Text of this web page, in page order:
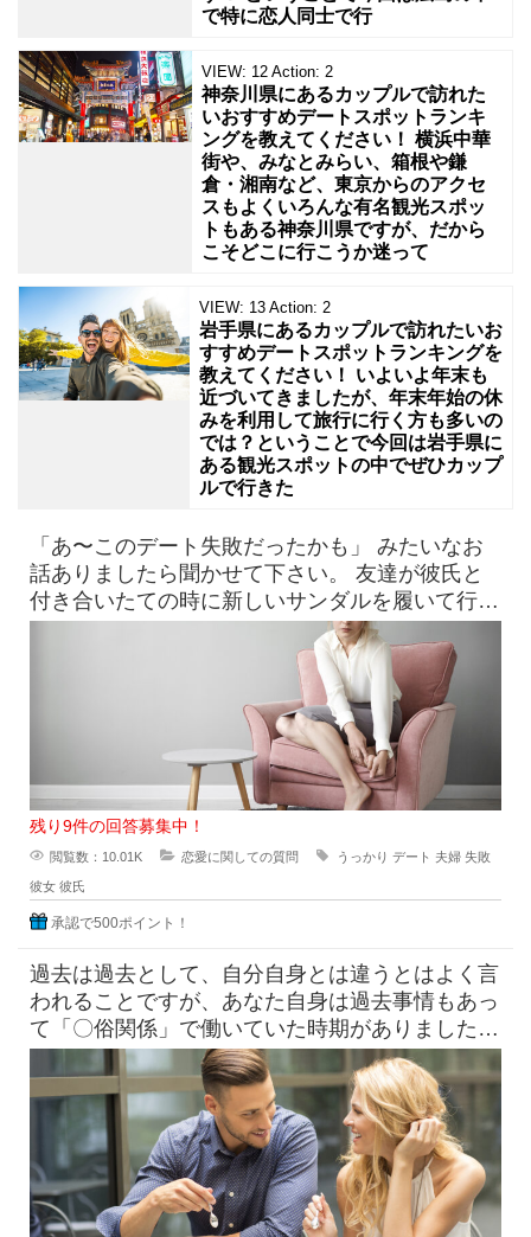
で特に恋人同士で行
VIEW: 12 Action: 2
神奈川県にあるカップルで訪れた
いおすすめデートスポットランキ
ングを教えてください！ 横浜中華
街や、みなとみらい、箱根や鎌
倉・湘南など、東京からのアクセ
スもよくいろんな有名観光スポッ
トもある神奈川県ですが、だから
こそどこに行こうか迷って
VIEW: 13 Action: 2
岩手県にあるカップルで訪れたいお
すすめデートスポットランキングを
教えてください！ いよいよ年末も
近づいてきましたが、年末年始の休
みを利用して旅行に行く方も多いの
では？ということで今回は岩手県に
ある観光スポットの中でぜひカップ
ルで行きた
「あ〜このデート失敗だったかも」 みたいなお
話ありましたら聞かせて下さい。 友達が彼氏と
付き合いたての時に新しいサンダルを履いて行っ
たら、見事に靴擦れを
残り9件の回答募集中！
閲覧数：10.01K 恋愛に関しての質問 うっかり デート 夫婦 失敗
彼女 彼氏
承認で500ポイント！
過去は過去として、自分自身とは違うとはよく言
われることですが、あなた自身は過去事情もあっ
て「〇俗関係」で働いていた時期がありました
が、それを経ていまの自分がある